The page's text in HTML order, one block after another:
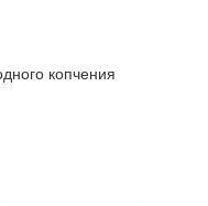
копчения